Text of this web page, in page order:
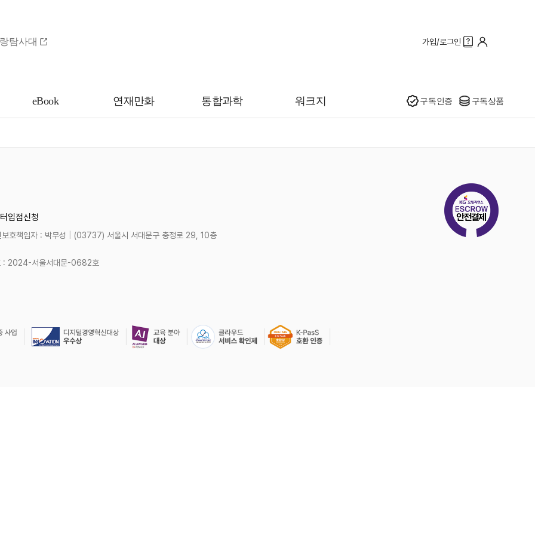
탐사대 가입/로그인
eBook 연재만화 통합과학 워크지 구독인증 구독상품
입점신청
호책임자 : 박무성 (03737) 서울시 서대문구 충정로 29, 10층
: 2024-서울서대문-0682호